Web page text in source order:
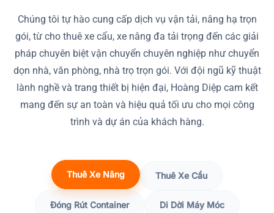
Chúng tôi tự hào cung cấp dịch vụ vận tải, nâng hạ trọn
gói, từ cho thuê xe cẩu, xe nâng đa tải trọng đến các giải
pháp chuyên biệt vận chuyển chuyên nghiệp như chuyển
dọn nhà, văn phòng, nhà trọ trọn gói. Với đội ngũ kỹ thuật
lành nghề và trang thiết bị hiện đại, Hoàng Diệp cam kết
mang đến sự an toàn và hiệu quả tối ưu cho mọi công
trình và dự án của khách hàng.
Thuê Xe Nâng Thuê Xe Cẩu
Đóng Rút Container Di Dời Máy Móc